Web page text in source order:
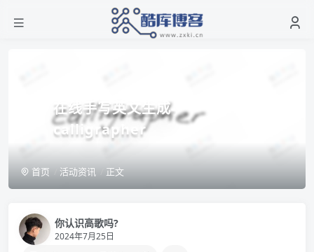
在线手写英文生成-
calligrapher
首页 活动资讯 正文
你认识高歌吗?
2024年7月25日